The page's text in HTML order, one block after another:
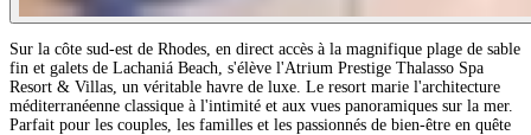
Sur la côte sud-est de Rhodes, en direct accès à la magnifique plage de sable
fin et galets de Lachaniá Beach, s'élève l'Atrium Prestige Thalasso Spa
Resort & Villas, un véritable havre de luxe. Le resort marie l'architecture
méditerranéenne classique à l'intimité et aux vues panoramiques sur la mer.
Parfait pour les couples, les familles et les passionnés de bien-être en quête